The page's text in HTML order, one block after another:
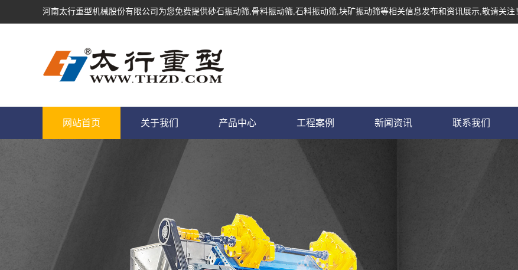
河南太行重型机械股份有限公司为您免费提供砂石振动筛,骨料振动筛,石料振动筛,块矿振动筛等相关信息发布和资讯展示,敬请关注
网站首页 关于我们 产品中心 工程案例 新闻资讯 联系我们